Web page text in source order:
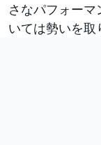
さなパフォー
いては勢いを取